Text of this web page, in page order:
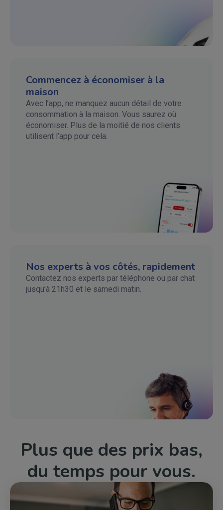
Commencez à économiser à la
maison
Avec l’app, ne manquez aucun détail de votre
consommation à la maison. Vous saurez où
économiser. Plus de la moitié de nos clients
utilisent l’app pour cela.
Nos experts à vos côtés, rapidement
Contactez nos experts par téléphone ou par chat
jusqu’à 21h30 et le samedi matin.
Plus que des prix bas,
du temps pour vous.